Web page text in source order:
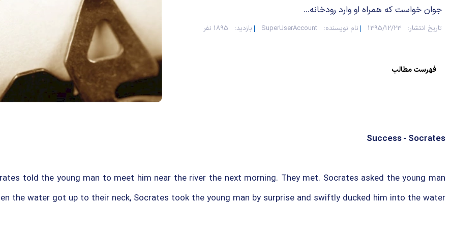
جوان خواست که همراه او وارد رودخانه...
تاریخ انتشار: 1395/12/23 نام نویسنده: SuperUserAccount بازدید: 1895 نفر
فهرست مطالب
Success - Socrates
told the young man to meet him near the river the next morning. They met. Socrates asked the young man
the water got up to their neck, Socrates took the young man by surprise and swiftly ducked him into the water.